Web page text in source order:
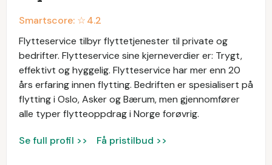
Smartscore: ☆4.2
Flytteservice tilbyr flyttetjenester til private og
bedrifter. Flytteservice sine kjerneverdier er: Trygt,
effektivt og hyggelig. Flytteservice har mer enn 20
års erfaring innen flytting. Bedriften er spesialisert på
flytting i Oslo, Asker og Bærum, men gjennomfører
alle typer flytteoppdrag i Norge forøvrig.
Se full profil >> Få pristilbud >>